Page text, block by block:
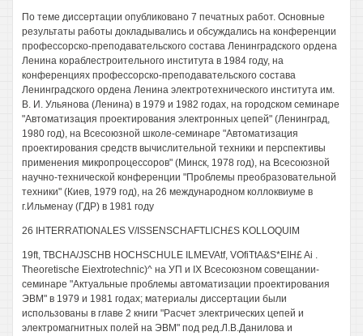
По теме диссертации опубликовано 7 печатных работ. Основные
результаты работы докладывались и обсуждались на конференции
профессорско-преподавательского состава Ленинградского ордена
Ленина кораблестроительного института в 1984 году, на
конференциях профессорско-преподавательского состава
Ленинградского ордена Ленина электротехнического института им.
В. И. Ульянова (Ленина) в 1979 и 1982 годах, на городском семинаре
"Автоматизация проектирования электронных цепей" (Ленинград,
1980 год), на Всесоюзной школе-семинаре "Автоматизация
проектирования средств вычислительной техники и перспективы
применения микропроцессоров" (Минск, 1978 год), на Всесоюзной
научно-технической конференции "Проблемы преобразовательной
техники" (Киев, 1979 год), на 26 международном коллоквиуме в
г.Ильменау (ГДР) в 1981 году
26 IHTERRATIONALES V/ISSENSCHAFTLlCH£S KOLLOQUlM
19ft, TBCHA/JSCHB HOCHSCHULE ILMEVAtf, VOfiTtA&S*EIH£ Ai .
Theoretische Eiextrotechnic)^ на УП и IX Всесоюзном совещании-
семинаре "Актуальные проблемы автоматизации проектирования
ЭВМ" в 1979 и 1981 годах; материалы диссертации были
использованы в главе 2 книги "Расчет электрических цепей и
электромагнитных полей на ЭВМ" под ред.Л.В.Данилова и